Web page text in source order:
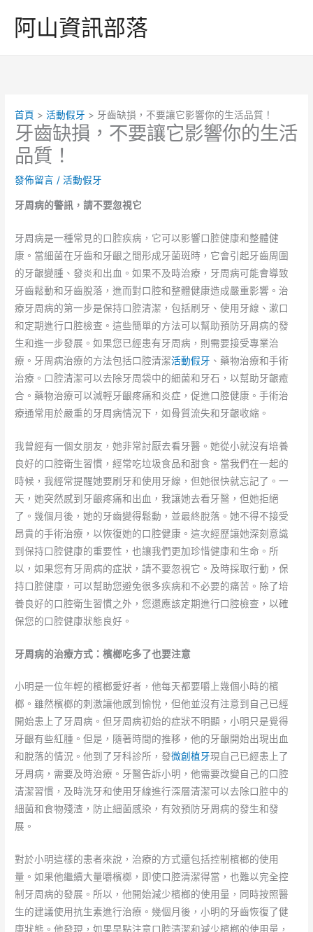
阿山資訊部落
首頁 活動假牙 牙齒缺損，不要讓它影響你的生活品質！
牙齒缺損，不要讓它影響你的生活
品質！
發佈留言 /活動假牙
牙周病的警訊，請不要忽視它
牙周病是一種常見的口腔疾病，它可以影響口腔健康和整體健
康。當細菌在牙齒和牙齦之間形成牙菌斑時，它會引起牙齒周圍
的牙齦變腫、發炎和出血。如果不及時治療，牙周病可能會導致
牙齒鬆動和牙齒脫落，進而對口腔和整體健康造成嚴重影響。治
療牙周病的第一步是保持口腔清潔，包括刷牙、使用牙線、漱口
和定期進行口腔檢查。這些簡單的方法可以幫助預防牙周病的發
生和進一步發展。如果您已經患有牙周病，則需要接受專業治
療。牙周病治療的方法包括口腔清潔活動假牙 、藥物治療和手術
治療。口腔清潔可以去除牙周袋中的細菌和牙石，以幫助牙齦癒
合。藥物治療可以減輕牙齦疼痛和炎症，促進口腔健康。手術治
療通常用於嚴重的牙周病情況下，如骨質流失和牙齦收縮。
我曾經有一個女朋友，她非常討厭去看牙醫。她從小就沒有培養
良好的口腔衛生習慣，經常吃垃圾食品和甜食。當我們在一起的
時候，我經常提醒她要刷牙和使用牙線，但她很快就忘記了。一
天，她突然感到牙齦疼痛和出血，我讓她去看牙醫，但她拒絕
了。幾個月後，她的牙齒變得鬆動，並最終脫落。她不得不接受
昂貴的手術治療，以恢復她的口腔健康。這次經歷讓她深刻意識
到保持口腔健康的重要性，也讓我們更加珍惜健康和生命。所
以，如果您有牙周病的症狀，請不要忽視它。及時採取行動，保
持口腔健康，可以幫助您避免很多疾病和不必要的痛苦。除了培
養良好的口腔衛生習慣之外，您還應該定期進行口腔檢查，以確
保您的口腔健康狀態良好。
牙周病的治療方式：檳榔吃多了也要注意
小明是一位年輕的檳榔愛好者，他每天都要嚼上幾個小時的檳
榔。雖然檳榔的刺激讓他感到愉悅，但他並沒有注意到自己已經
開始患上了牙周病。但牙周病初始的症狀不明顯，小明只是覺得
牙齦有些紅腫。但是，隨著時間的推移，他的牙齦開始出現出血
和脫落的情況。他到了牙科診所，發微創植牙現自己已經患上了
牙周病，需要及時治療。牙醫告訴小明，他需要改變自己的口腔
清潔習慣，及時洗牙和使用牙線進行深層清潔可以去除口腔中的
細菌和食物殘渣，防止細菌感染，有效預防牙周病的發生和發
展。
對於小明這樣的患者來說，治療的方式還包括控制檳榔的使用
量。如果他繼續大量嚼檳榔，即使口腔清潔得當，也難以完全控
制牙周病的發展。所以，他開始減少檳榔的使用量，同時按照醫
生的建議使用抗生素進行治療。幾個月後，小明的牙齒恢復了健
康狀態。他發現，如果早點注意口腔清潔和減少檳榔的使用量，